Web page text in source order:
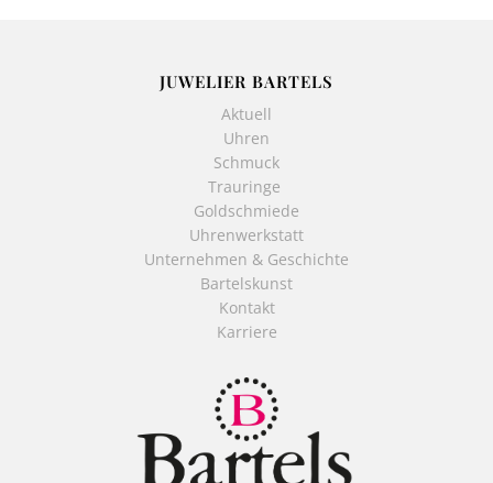
JUWELIER BARTELS
Aktuell
Uhren
Schmuck
Trauringe
Goldschmiede
Uhrenwerkstatt
Unternehmen & Geschichte
Bartelskunst
Kontakt
Karriere